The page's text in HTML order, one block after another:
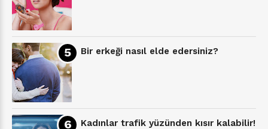
Bir erkeği nasıl elde edersiniz?
Kadınlar trafik yüzünden kısır kalabilir!